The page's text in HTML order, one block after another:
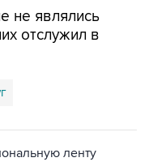
не являлись
отслужил в
ленту